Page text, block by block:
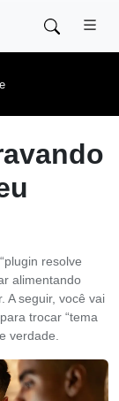
resolve
alimentando
A seguir, você vai
trocar “tema
verdade.